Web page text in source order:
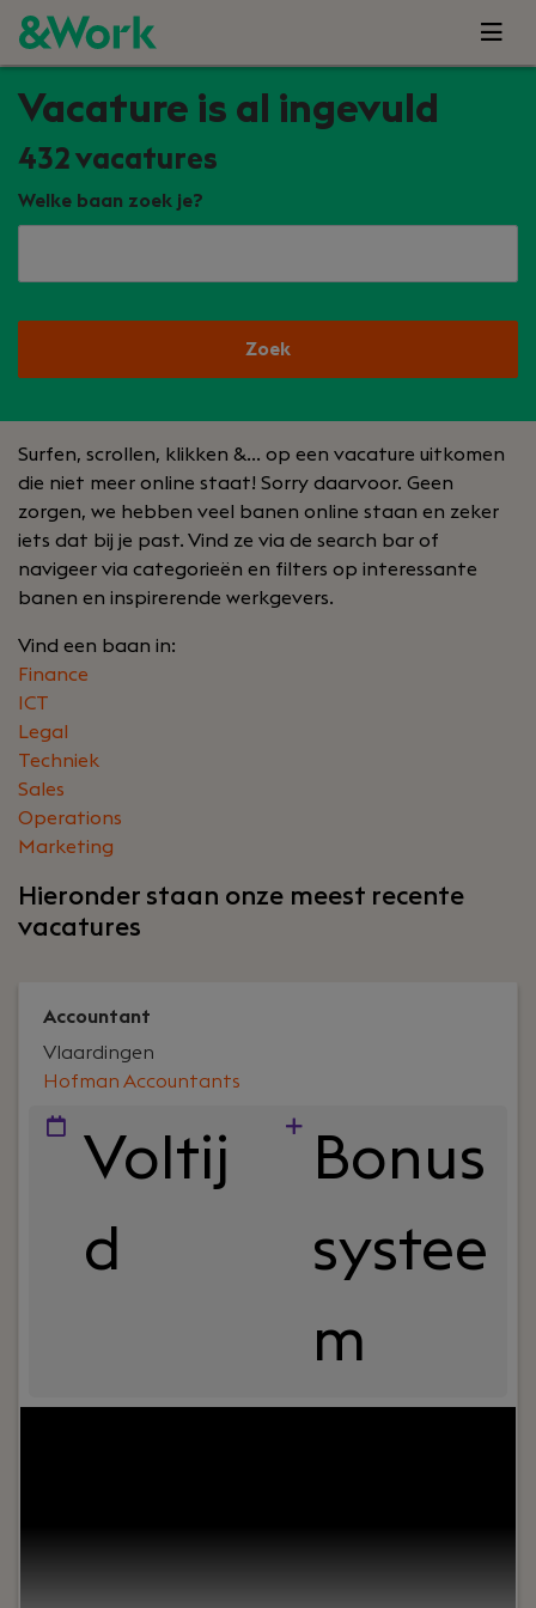
Vacature is al ingevuld
432 vacatures
Welke baan zoek je?
Zoek
Surfen, scrollen, klikken &… op een vacature uitkomen
die niet meer online staat! Sorry daarvoor. Geen
zorgen, we hebben veel banen online staan en zeker
iets dat bij je past. Vind ze via de search bar of
navigeer via categorieën en filters op interessante
banen en inspirerende werkgevers.
Vind een baan in:
Finance
ICT
Legal
Techniek
Sales
Operations
Marketing
Hieronder staan onze meest recente
vacatures
Accountant
Hofman Accountants
Vlaardingen
Voltij
d
Bonus
systee
m